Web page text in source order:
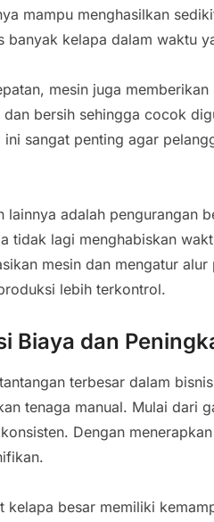
mampu menghasilkan
banyak kelapa dalam waktu
mesin juga
dan bersih sehingga cocok
ini sangat penting agar
lainnya adalah pengurangan
tidak lagi menghabiskan
mesin dan mengatur
lebih terkontrol.
Biaya dan
terbesar dalam
tenaga manual. Mulai dari
Dengan
kelapa besar memiliki